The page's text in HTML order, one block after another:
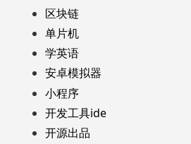
区块链
单片机
学英语
安卓模拟器
小程序
开发工具ide
开源出品